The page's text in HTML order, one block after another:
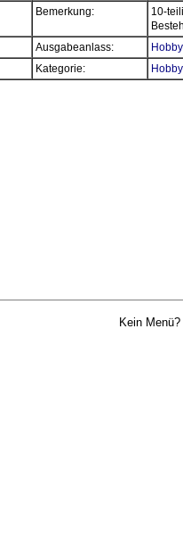
Bemerkung:
10-
Ausgabeanlass:
Kategorie:
Kein